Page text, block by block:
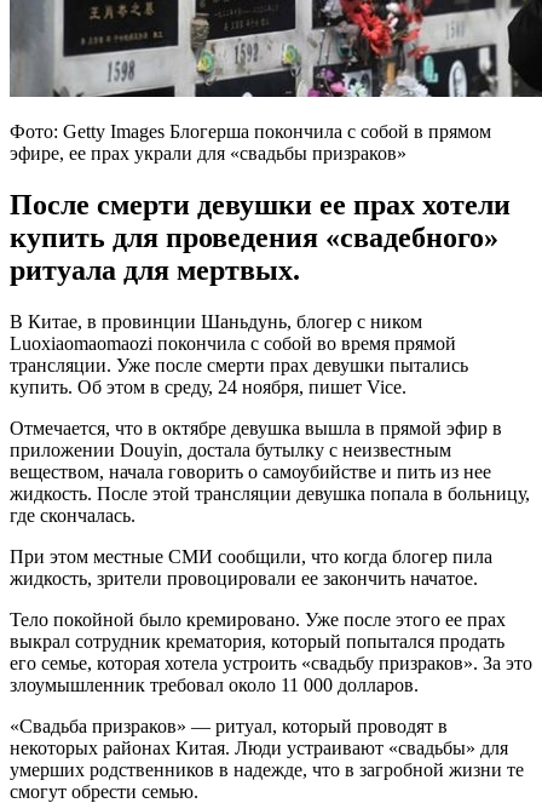
Фото: Getty Images Блогерша покончила с собой в прямом
эфире, ее прах украли для «свадьбы призраков»
После смерти девушки ее прах хотели
купить для проведения «свадебного»
ритуала для мертвых.
В Китае, в провинции Шаньдунь, блогер с ником
Luoxiaomaomaozi покончила с собой во время прямой
трансляции. Уже после смерти прах девушки пытались
купить. Об этом в среду, 24 ноября, пишет Vice.
Отмечается, что в октябре девушка вышла в прямой эфир в
приложении Douyin, достала бутылку с неизвестным
веществом, начала говорить о самоубийстве и пить из нее
жидкость. После этой трансляции девушка попала в больницу,
где скончалась.
При этом местные СМИ сообщили, что когда блогер пила
жидкость, зрители провоцировали ее закончить начатое.
Тело покойной было кремировано. Уже после этого ее прах
выкрал сотрудник крематория, который попытался продать
его семье, которая хотела устроить «свадьбу призраков». За это
злоумышленник требовал около 11 000 долларов.
«Свадьба призраков» — ритуал, который проводят в
некоторых районах Китая. Люди устраивают «свадьбы» для
умерших родственников в надежде, что в загробной жизни те
смогут обрести семью.